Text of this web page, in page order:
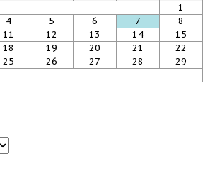
1
4 5 6 7
8
11 12 13 14
15
18 19 20 21
22
25 26 27 28
29